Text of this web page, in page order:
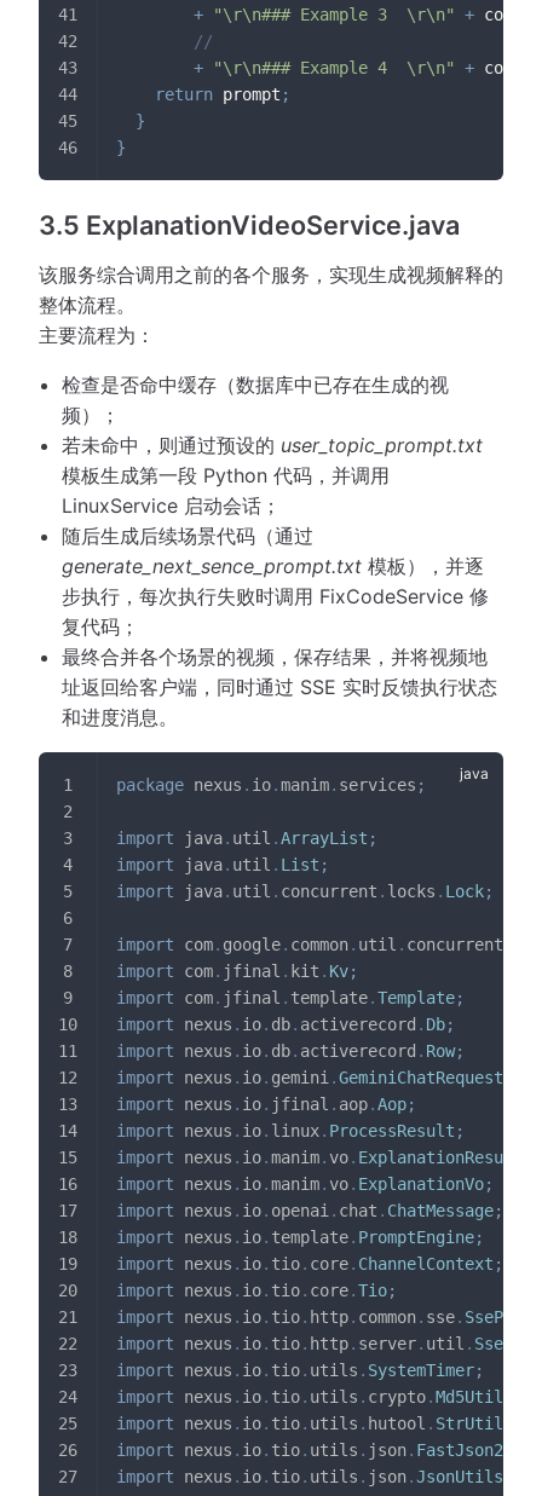
+
"\r\n### Example 3  \r\n" +
//
+
"\r\n### Example 4  \r\n" +
return prompt ;
}
}
3.5 ExplanationVideoService.java
该服务综合调用之前的各个服务，实现生成视频解释的
整体流程。
主要流程为：
检查是否命中缓存（数据库中已存在生成的视
频）；
若未命中，则通过预设的 user_topic_prompt.txt
模板生成第一段 Python 代码，并调用
LinuxService 启动会话；
随后生成后续场景代码（通过
generate_next_sence_prompt.txt 模板），并逐
步执行，每次执行失败时调用 FixCodeService 修
复代码；
最终合并各个场景的视频，保存结果，并将视频地
址返回给客户端，同时通过 SSE 实时反馈执行状态
和进度消息。
package nexus . io.manim. services ;
import java. util .ArrayList ;
import
java. util . List ;
import
java. util . concurrent . locks . Lock;
import com. google. common. util . concurrent
import
com. jfinal . kit . Kv;
import
com. jfinal . template.Template;
import
nexus . io. db. activerecord . Db;
import
nexus . io. db. activerecord . Row;
import
nexus . io. gemini .GeminiChatRequestVo
import
nexus . io. jfinal . aop.Aop;
import
nexus . io. linux. ProcessResult ;
import
nexus . io.manim. vo. ExplanationResult
import
nexus . io.manim. vo. ExplanationVo;
import
nexus . io. openai . chat . ChatMessage;
import
nexus . io. template. PromptEngine;
import
nexus . io. tio. core. ChannelContext ;
import
nexus . io. tio. core.Tio;
import
nexus . io. tio. http. common. sse.
import
nexus . io. tio. http. server. util .
import
nexus . io. tio. utils . SystemTimer;
import
nexus . io. tio. utils . crypto.Md5Utils
import
nexus . io. tio. utils . hutool . StrUtil
import
nexus . io. tio. utils . json.
import
nexus . io. tio. utils . json.JsonUtils